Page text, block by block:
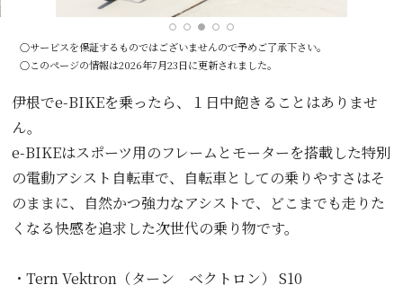
○サービスを保証するものではございませんので予めご了承下さい。
○このページの情報は2026年7月23日に更新されました。
伊根でe-BIKEを乗ったら、１日中飽きることはありませ
ん。
e-BIKEはスポーツ用のフレームとモーターを搭載した特別
の電動アシスト自転車で、自転車としての乗りやすさはそ
のままに、自然かつ強力なアシストで、どこまでも走りた
くなる快感を追求した次世代の乗り物です。
・Tern Vektron（ターン ベクトロン） S10